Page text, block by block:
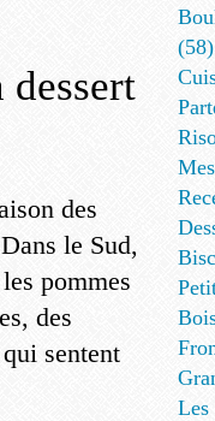
dessert
des
le Sud,
pommes
des
sentent
(58)
Les